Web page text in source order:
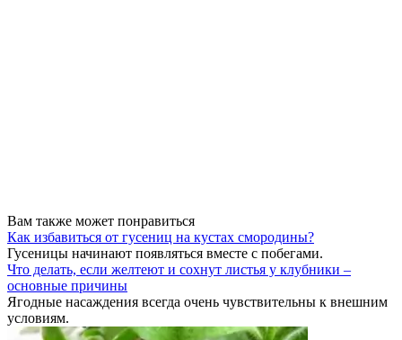
Вам также может понравиться
Как избавиться от гусениц на кустах смородины?
Гусеницы начинают появляться вместе с побегами.
Что делать, если желтеют и сохнут листья у клубники –
основные причины
Ягодные насаждения всегда очень чувствительны к внешним
условиям.